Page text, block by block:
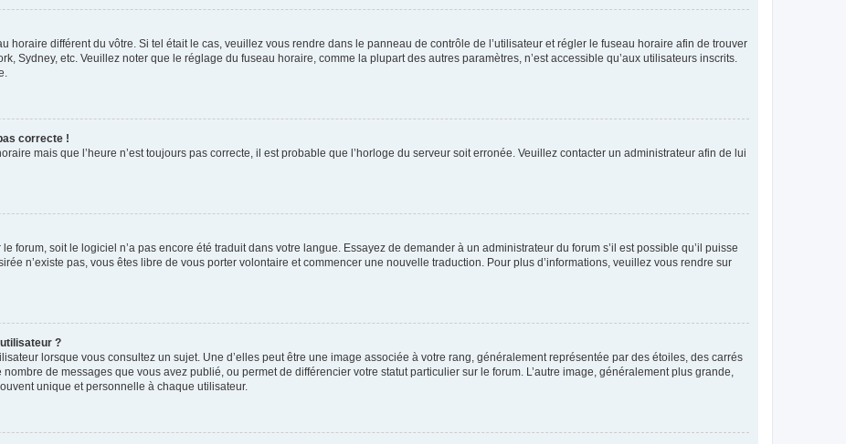
horaire différent du vôtre. Si tel était le cas, veuillez vous rendre dans le panneau de contrôle de l’utilisateur et régler le fuseau horaire afin de trouver
Sydney, etc. Veuillez noter que le réglage du fuseau horaire, comme la plupart des autres paramètres, n’est accessible qu’aux utilisateurs inscrits.
correcte !
mais que l’heure n’est toujours pas correcte, il est probable que l’horloge du serveur soit erronée. Veuillez contacter un administrateur afin de lui
forum, soit le logiciel n’a pas encore été traduit dans votre langue. Essayez de demander à un administrateur du forum s’il est possible qu’il puisse
n’existe pas, vous êtes libre de vous porter volontaire et commencer une nouvelle traduction. Pour plus d’informations, veuillez vous rendre sur
?
lorsque vous consultez un sujet. Une d’elles peut être une image associée à votre rang, généralement représentée par des étoiles, des carrés
de messages que vous avez publié, ou permet de différencier votre statut particulier sur le forum. L’autre image, généralement plus grande,
unique et personnelle à chaque utilisateur.